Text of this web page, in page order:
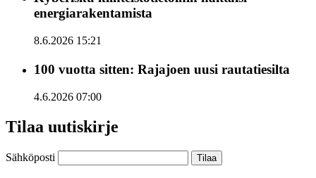
energiarakentamista
8.6.2026 15:21
100 vuotta sitten: Rajajoen uusi rautatiesilta
4.6.2026 07:00
Tilaa uutiskirje
Sähköposti